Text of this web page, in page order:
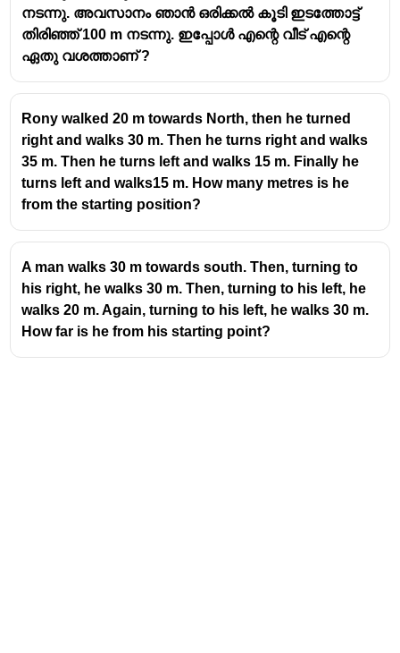
നടന്നു. അവസാനം ഞാൻ ഒരിക്കൽ കൂടി ഇടത്തോട്ട്
തിരിഞ്ഞ് 100 m നടന്നു. ഇപ്പോൾ എന്റെ വീട് എന്റെ
ഏതു വശത്താണ് ?
Rony walked 20 m towards North, then he turned
right and walks 30 m. Then he turns right and walks
35 m. Then he turns left and walks 15 m. Finally he
turns left and walks15 m. How many metres is he
from the starting position?
A man walks 30 m towards south. Then, turning to
his right, he walks 30 m. Then, turning to his left, he
walks 20 m. Again, turning to his left, he walks 30 m.
How far is he from his starting point?